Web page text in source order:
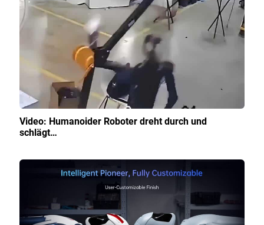
Video: Humanoider Roboter dreht durch und
schlägt…